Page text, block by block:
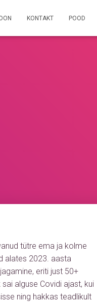
KONTAKT POOD
tütre ema ja kolme
alates 2023. aasta
eriti just 50+
alguse Covidi ajast, kui
ning hakkas teadlikult